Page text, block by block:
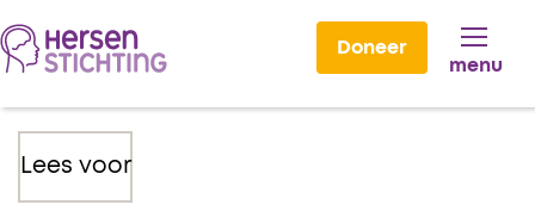
Doneer
menu
Lees voor